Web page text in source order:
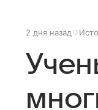
2 дня назад